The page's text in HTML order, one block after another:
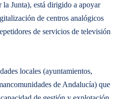
Junta), está dirigido a apoyar
de centros analógicos
de servicios de televisión
locales (ayuntamientos,
de Andalucía) que